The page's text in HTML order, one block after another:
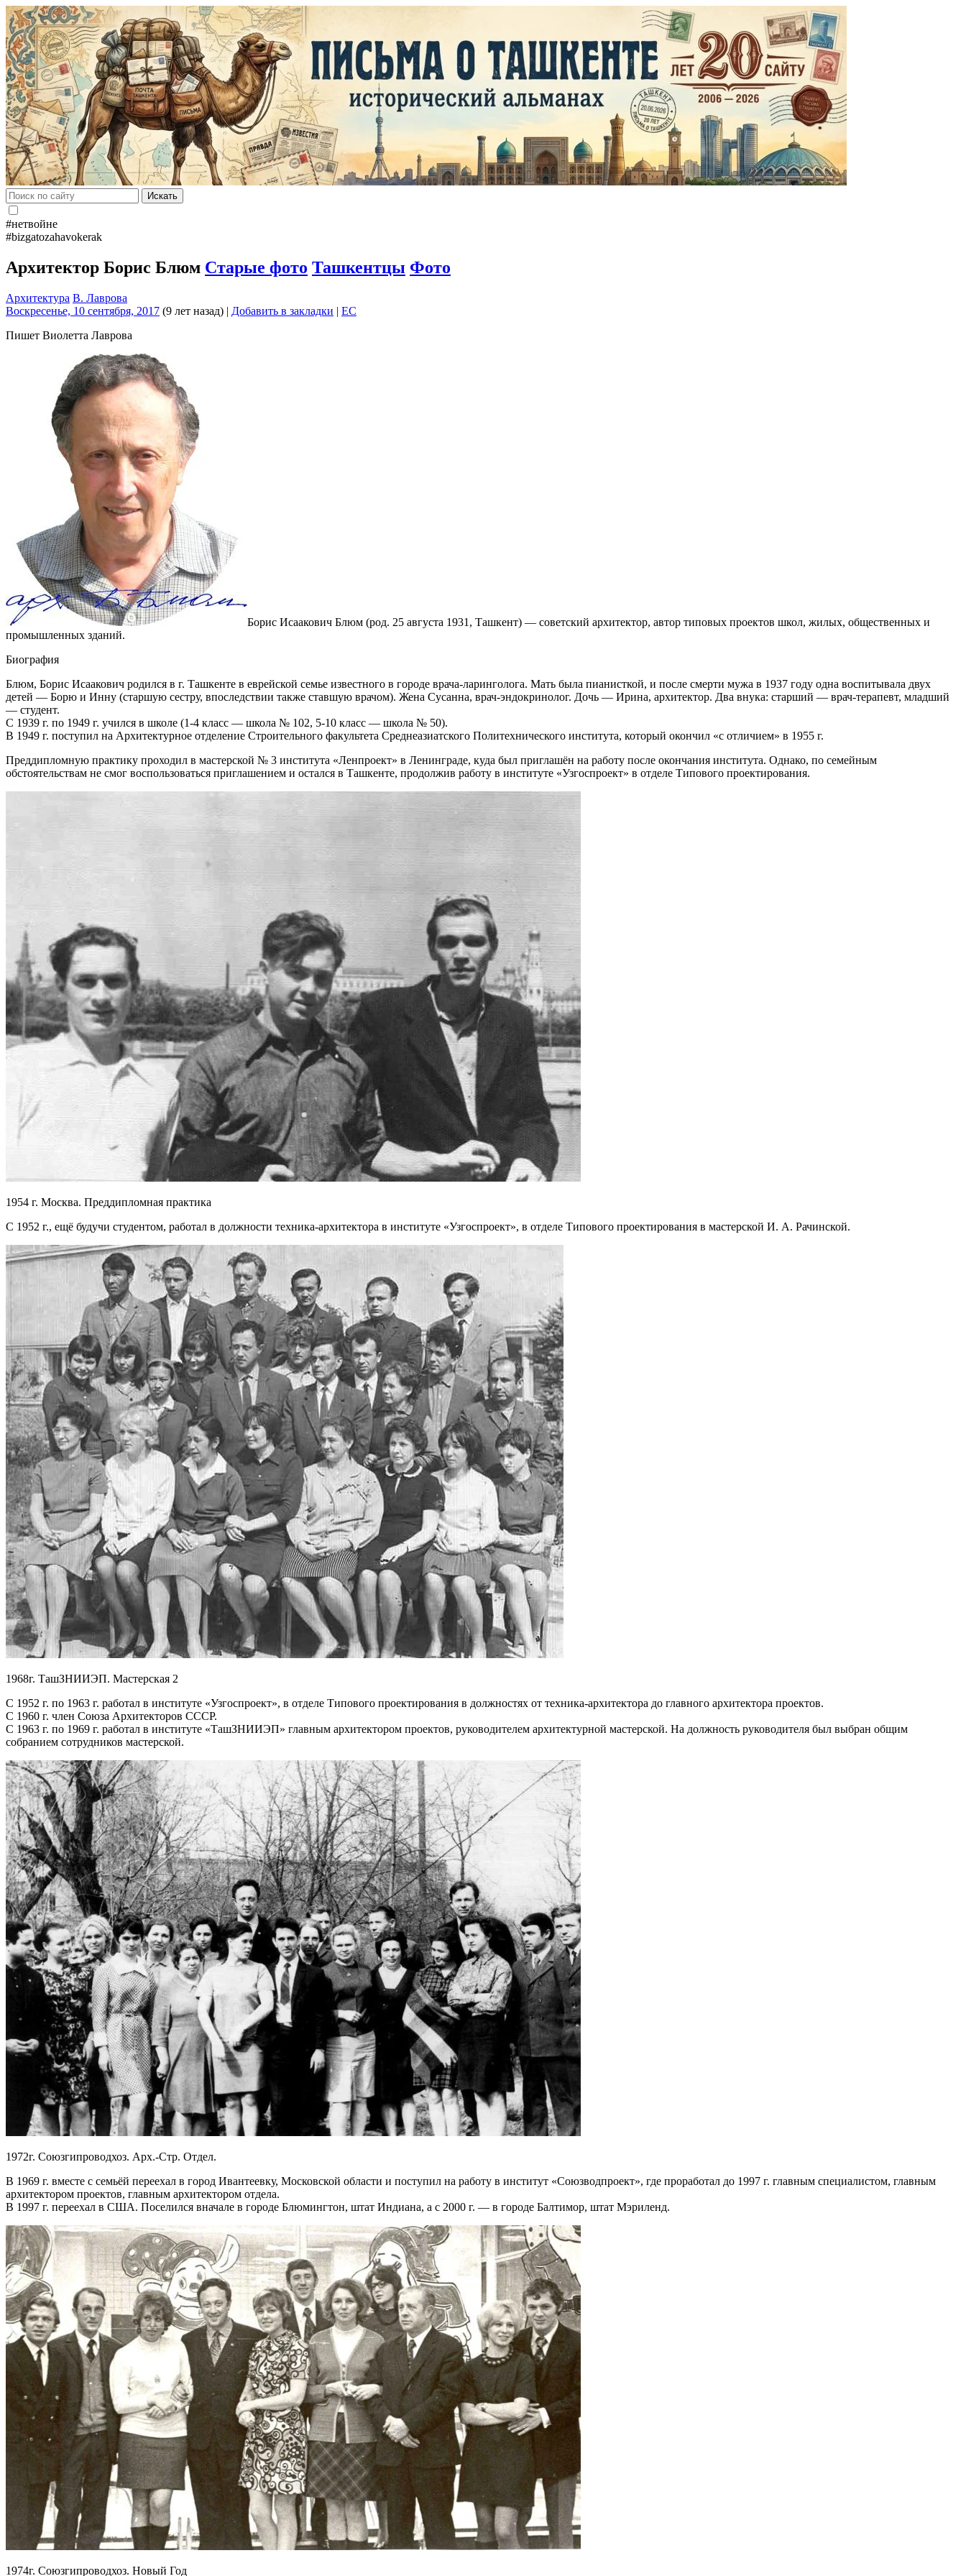
Искать
#нетвойне
#bizgatozahavokerak
Архитектор Борис Блюм Старые фото Ташкентцы Фото
Архитектура В. Лаврова
Воскресенье, 10 сентября, 2017 (9 лет назад) | Добавить в закладки | EC
Пишет Виолетта Лаврова
Борис Исаакович Блюм (род. 25 августа 1931, Ташкент) — советский архитектор, автор типовых проектов школ, жилых, общественных и
промышленных зданий.
Биография
Блюм, Борис Исаакович родился в г. Ташкенте в еврейской семье известного в городе врача-ларинголога. Мать была пианисткой, и после смерти мужа в 1937 году одна воспитывала двух
детей — Борю и Инну (старшую сестру, впоследствии также ставшую врачом). Жена Сусанна, врач-эндокринолог. Дочь — Ирина, архитектор. Два внука: старший — врач-терапевт, младший
— студент.
С 1939 г. по 1949 г. учился в школе (1-4 класс — школа № 102, 5-10 класс — школа № 50).
В 1949 г. поступил на Архитектурное отделение Строительного факультета Среднеазиатского Политехнического института, который окончил «с отличием» в 1955 г.
Преддипломную практику проходил в мастерской № 3 института «Ленпроект» в Ленинграде, куда был приглашён на работу после окончания института. Однако, по семейным
обстоятельствам не смог воспользоваться приглашением и остался в Ташкенте, продолжив работу в институте «Узгоспроект» в отделе Типового проектирования.
1954 г. Москва. Преддипломная практика
С 1952 г., ещё будучи студентом, работал в должности техника-архитектора в институте «Узгоспроект», в отделе Типового проектирования в мастерской И. А. Рачинской.
1968г. ТашЗНИИЭП. Мастерская 2
С 1952 г. по 1963 г. работал в институте «Узгоспроект», в отделе Типового проектирования в должностях от техника-архитектора до главного архитектора проектов.
С 1960 г. член Союза Архитекторов СССР.
С 1963 г. по 1969 г. работал в институте «ТашЗНИИЭП» главным архитектором проектов, руководителем архитектурной мастерской. На должность руководителя был выбран общим
собранием сотрудников мастерской.
1972г. Союзгипроводхоз. Арх.-Стр. Отдел.
В 1969 г. вместе с семьёй переехал в город Ивантеевку, Московской области и поступил на работу в институт «Союзводпроект», где проработал до 1997 г. главным специалистом, главным
архитектором проектов, главным архитектором отдела.
В 1997 г. переехал в США. Поселился вначале в городе Блюмингтон, штат Индиана, а с 2000 г. — в городе Балтимор, штат Мэриленд.
1974г. Союзгипроводхоз. Новый Год